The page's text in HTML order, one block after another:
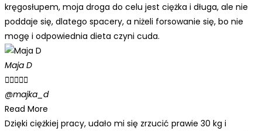
kręgosłupem, moja droga do celu jest ciężka i długa, ale nie
poddaje się, dlatego spacery, a niżeli forsowanie się, bo nie
mogę i odpowiednia dieta czyni cuda.
Maja D

@majka_d
Read More
Dzięki ciężkiej pracy, udało mi się zrzucić prawie 30 kg i